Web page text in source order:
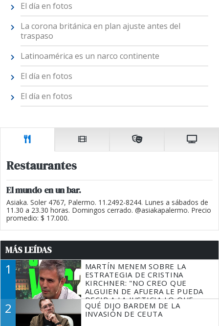
El día en fotos
La corona británica en plan ajuste antes del
traspaso
Latinoamérica es un narco continente
El día en fotos
El día en fotos
Restaurantes
El mundo en un bar.
Asiaka. Soler 4767, Palermo. 11.2492-8244. Lunes a sábados de
11.30 a 23.30 horas. Domingos cerrado. @asiakapalermo. Precio
promedio: $ 17.000.
MÁS LEÍDAS
1
MARTÍN MENEM SOBRE LA
ESTRATEGIA DE CRISTINA
KIRCHNER: "NO CREO QUE
ALGUIEN DE AFUERA LE PUEDA
DECIR A LA JUSTICIA LO QUE
TIENE QUE HACER"
2
QUÉ DIJO BARDEM DE LA
INVASIÓN DE CEUTA